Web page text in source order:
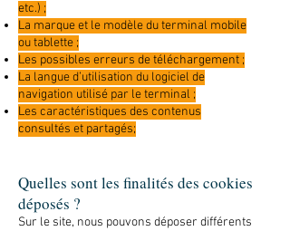
etc.) ;
La marque et le modèle du terminal mobile
ou tablette ;
Les possibles erreurs de téléchargement ;
La langue d’utilisation du logiciel de
navigation utilisé par le terminal ;
Les caractéristiques des contenus
consultés et partagés;
Quelles sont les finalités des cookies
déposés ?
Sur le site, nous pouvons déposer différents